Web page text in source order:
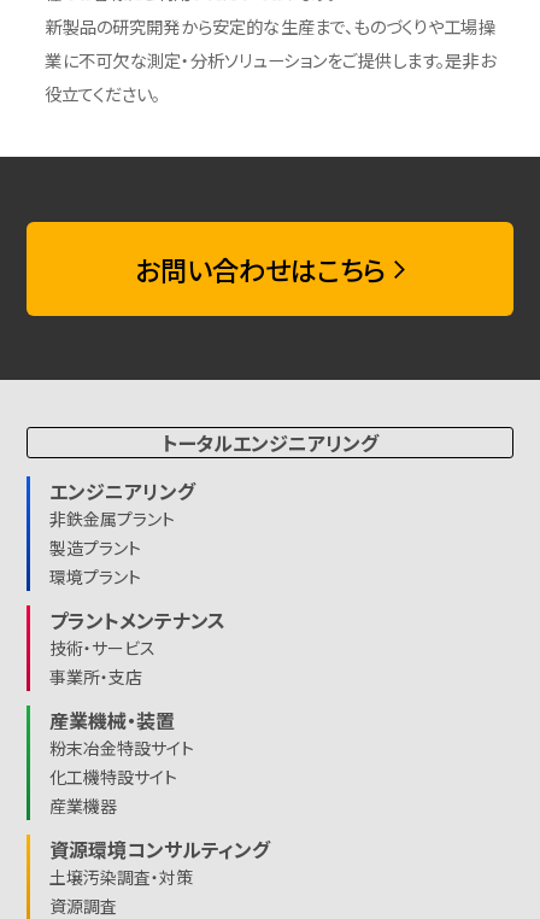
新製品の研究開発から安定的な生産まで、ものづくりや工場操
業に不可欠な測定・分析ソリューションをご提供します。是非お
役立てください。
お問い合わせはこちら
トータルエンジニアリング
エンジニアリング
非鉄金属プラント
製造プラント
環境プラント
プラントメンテナンス
技術・サービス
事業所・支店
産業機械・装置
粉末冶金特設サイト
化工機特設サイト
産業機器
資源環境コンサルティング
土壌汚染調査・対策
資源調査